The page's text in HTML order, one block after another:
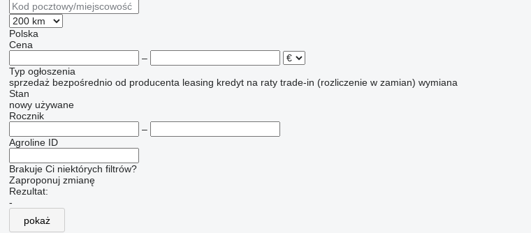
Polska
Cena
–
Typ ogłoszenia
sprzedaż bezpośrednio od producenta leasing kredyt na raty trade-in (rozliczenie w zamian) wymiana
Stan
nowy używane
Rocznik
–
Agroline ID
Brakuje Ci niektórych filtrów?
Zaproponuj zmianę
Rezultat:
-
pokaż